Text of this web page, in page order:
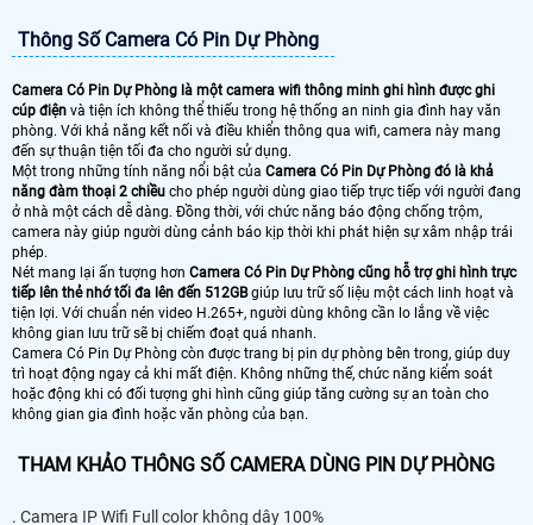
Thông Số Camera Có Pin Dự Phòng
Camera Có Pin Dự Phòng là một camera wifi thông minh ghi hình được ghi
cúp điện và tiện ích không thể thiếu trong hệ thống an ninh gia đình hay văn
phòng. Với khả năng kết nối và điều khiển thông qua wifi, camera này mang
đến sự thuận tiện tối đa cho người sử dụng.
Một trong những tính năng nổi bật của Camera Có Pin Dự Phòng đó là khả
năng đàm thoại 2 chiều cho phép người dùng giao tiếp trực tiếp với người đang
ở nhà một cách dễ dàng. Đồng thời, với chức năng báo động chống trộm,
camera này giúp người dùng cảnh báo kịp thời khi phát hiện sự xâm nhập trái
phép.
Nét mang lại ấn tượng hơn Camera Có Pin Dự Phòng cũng hỗ trợ ghi hình trực
tiếp lên thẻ nhớ tối đa lên đến 512GBgiúp lưu trữ số liệu một cách linh hoạt và
tiện lợi. Với chuẩn nén video H.265+, người dùng không cần lo lắng về việc
không gian lưu trữ sẽ bị chiếm đoạt quá nhanh.
Camera Có Pin Dự Phòng còn được trang bị pin dự phòng bên trong, giúp duy
trì hoạt động ngay cả khi mất điện. Không những thế, chức năng kiểm soát
hoặc động khi có đối tượng ghi hình cũng giúp tăng cường sự an toàn cho
không gian gia đình hoặc văn phòng của bạn.
THAM KHẢO THÔNG SỐ CAMERA DÙNG PIN DỰ PHÒNG
. Camera IP Wifi Full color không dây 100%